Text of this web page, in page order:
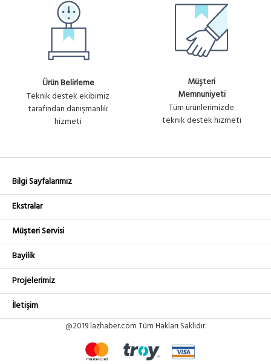
Ürün Belirleme
Teknik destek ekibimiz
tarafından danışmanlık
hizmeti
Müşteri
Memnuniyeti
Tüm ürünlerimizde
teknik destek hizmeti
Bilgi Sayfalarımız
Ekstralar
Müşteri Servisi
Bayilik
Projelerimiz
İletişim
@2019 lazhaber.com Tüm Hakları Saklıdır.